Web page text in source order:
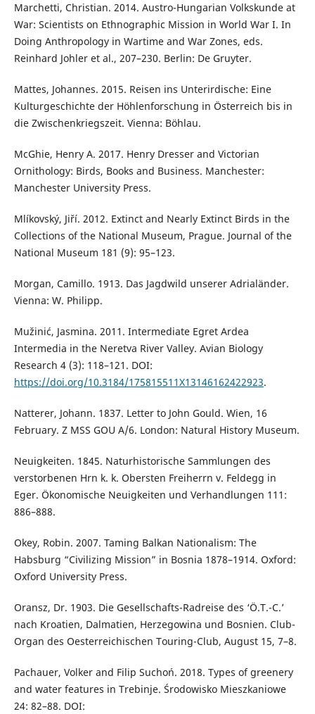
Marchetti, Christian. 2014. Austro-Hungarian Volkskunde at
War: Scientists on Ethnographic Mission in World War I. In
Doing Anthropology in Wartime and War Zones, eds.
Reinhard Johler et al., 207–230. Berlin: De Gruyter.
Mattes, Johannes. 2015. Reisen ins Unterirdische: Eine
Kulturgeschichte der Höhlenforschung in Österreich bis in
die Zwischenkriegszeit. Vienna: Böhlau.
McGhie, Henry A. 2017. Henry Dresser and Victorian
Ornithology: Birds, Books and Business. Manchester:
Manchester University Press.
Mlíkovský, Jiří. 2012. Extinct and Nearly Extinct Birds in the
Collections of the National Museum, Prague. Journal of the
National Museum 181 (9): 95–123.
Morgan, Camillo. 1913. Das Jagdwild unserer Adrialänder.
Vienna: W. Philipp.
Mužinić, Jasmina. 2011. Intermediate Egret Ardea
Intermedia in the Neretva River Valley. Avian Biology
Research 4 (3): 118–121. DOI:
https://doi.org/10.3184/175815511X13146162422923.
Natterer, Johann. 1837. Letter to John Gould. Wien, 16
February. Z MSS GOU A/6. London: Natural History Museum.
Neuigkeiten. 1845. Naturhistorische Sammlungen des
verstorbenen Hrn k. k. Obersten Freiherrn v. Feldegg in
Eger. Ökonomische Neuigkeiten und Verhandlungen 111:
886–888.
Okey, Robin. 2007. Taming Balkan Nationalism: The
Habsburg “Civilizing Mission” in Bosnia 1878–1914. Oxford:
Oxford University Press.
Oransz, Dr. 1903. Die Gesellschafts-Radreise des ‘Ö.T.-C.’
nach Kroatien, Dalmatien, Herzegowina und Bosnien. Club-
Organ des Oesterreichischen Touring-Club, August 15, 7–8.
Pachauer, Volker and Filip Suchoń. 2018. Types of greenery
and water features in Trebinje. Środowisko Mieszkaniowe
24: 82–88. DOI: